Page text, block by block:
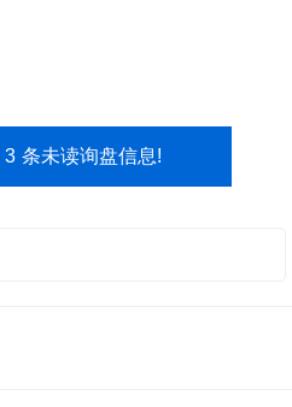
3 条未读询盘信息!